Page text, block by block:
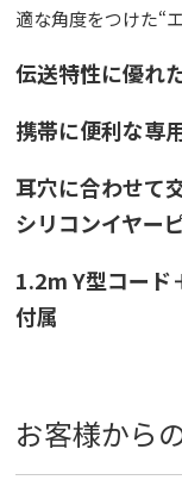
適な角度をつけた“
伝送特性に優れ
携帯に便利な専
耳穴に合わせて
シリコンイヤー
1.2m Y型コード
付属
お客様から